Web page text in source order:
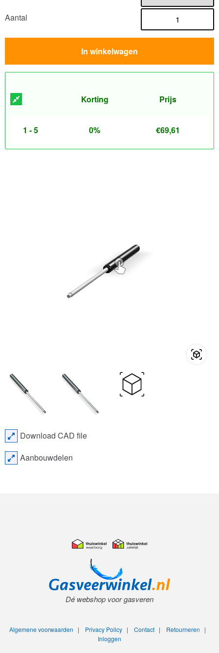
Aantal
In winkelwagen
Korting Prijs
1 - 5 0% €69,61
Download CAD file
Aanbouwdelen
Dé webshop voor gasveren
Algemene voorwaarden | Privacy Policy| Contact| Retourneren |
Inloggen